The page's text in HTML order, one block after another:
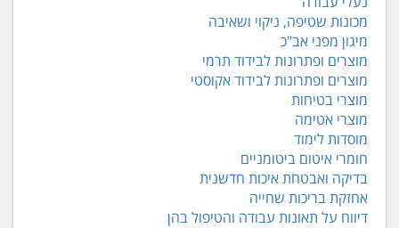
מכונות שטיפה, ניקוי ושאיבה
מיגון מפני אב"כ
מוצרים ופתרונות לבידוד תרמי
מוצרים ופתרונות לבידוד אקוסטי
מוצרי בטיחות
מוצרי אטימה
מוסדות לימוד
חומרי איטום ביטומניים
בדיקה ואבטחת איכות חדשנית
אחזקת בריכות שחייה
דיווח על תאונות עבודה והטיפול בהן